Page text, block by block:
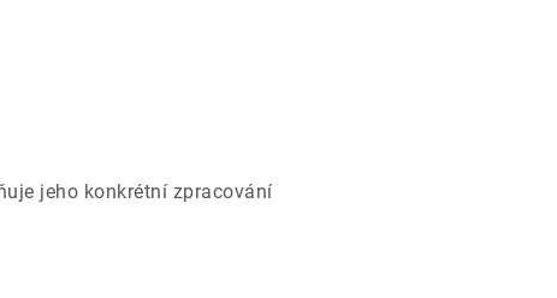
jeho konkrétní zpracování